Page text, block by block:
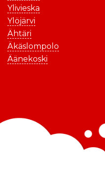
Ylivieska
Ylöjärvi
Ähtäri
Äkäslompolo
Äänekoski